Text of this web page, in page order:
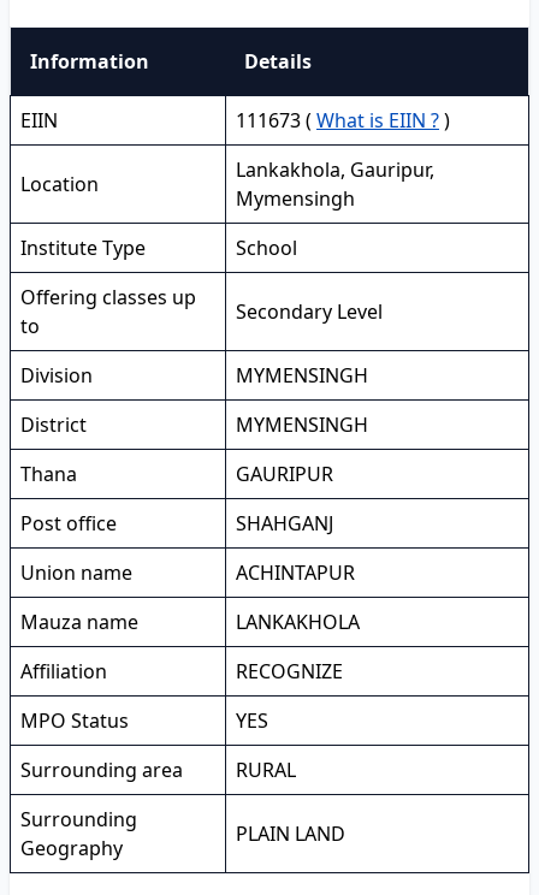
Information Details
EIIN 111673 ( What is EIIN ?)
Location
Lankakhola, Gauripur,
Mymensingh
Institute Type
School
Offering classes up
to
Secondary Level
Division
MYMENSINGH
District
MYMENSINGH
Thana
GAURIPUR
Post office
SHAHGANJ
Union name
ACHINTAPUR
Mauza name
LANKAKHOLA
Affiliation
RECOGNIZE
MPO Status
YES
Surrounding area
RURAL
Surrounding
Geography
PLAIN LAND